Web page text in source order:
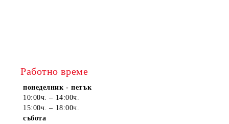
Работно време
понеделник - петък
10:00ч. – 14:00ч.
15:00ч. – 18:00ч.
събота